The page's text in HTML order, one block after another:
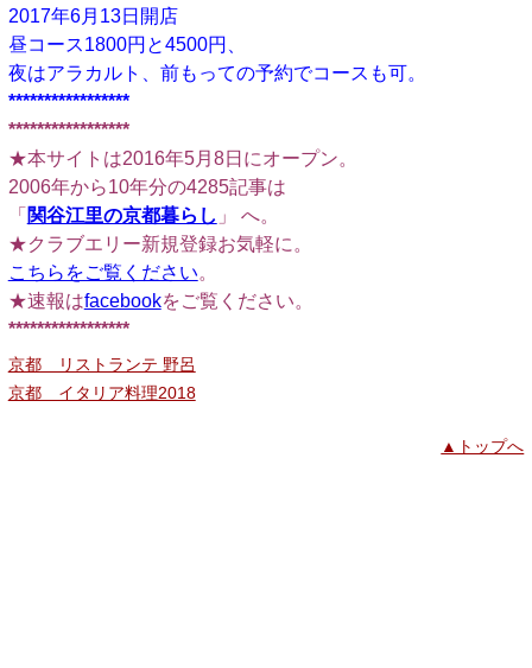
2017年6月13日開店
昼コース1800円と4500円、
夜はアラカルト、前もっての予約でコースも可。
*****************
*****************
★本サイトは2016年5月8日にオープン。
2006年から10年分の4285記事は
「 関谷江里の京都暮らし 」 へ。
★クラブエリー新規登録お気軽に。
こちらをご覧ください。
★速報はfacebookをご覧ください。
*****************
京都 リストランテ 野呂
京都 イタリア料理2018
▲トップへ